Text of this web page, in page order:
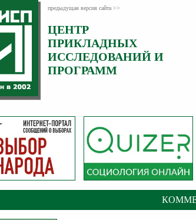
предыдущая версия сайта >>
ЦЕНТР
ПРИКЛАДНЫХ
ИССЛЕДОВАНИЙ И
ПРОГРАММ